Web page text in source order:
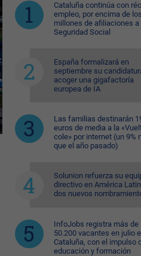
Cataluña continúa con
empleo, por encima de
millones de afiliaciones a
Seguridad Social
España formalizará en
septiembre su
acoger una gigafactoría
europea de IA
Las familias destinarán
euros de media a la
cole» por internet (un 9%
que el año pasado)
Solunion refuerza su
directivo en América
dos nuevos
InfoJobs registra más de
50.200 vacantes en julio
Cataluña, con el impulso
educación y formación